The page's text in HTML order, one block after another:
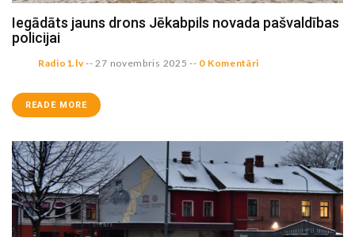
Iegādāts jauns drons Jēkabpils novada pašvaldības
policijai
Radio1.lv-- 27 novembris 2025 -- 0 Komentāri
READE MORE